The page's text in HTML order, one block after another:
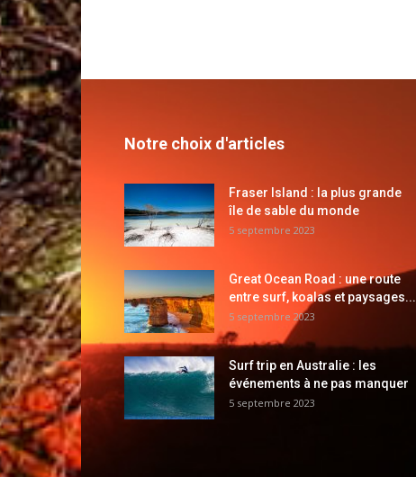
Notre choix d'articles
Fraser Island : la plus grande
île de sable du monde
5 septembre 2023
Great Ocean Road : une route
entre surf, koalas et paysages...
5 septembre 2023
Surf trip en Australie : les
événements à ne pas manquer
5 septembre 2023